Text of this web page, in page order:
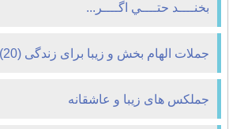
بخنــــد حتــــي اگــــر...
جملات الهام بخش و زیبا برای زندگی (20)
جملکس های زیبا و عاشقانه